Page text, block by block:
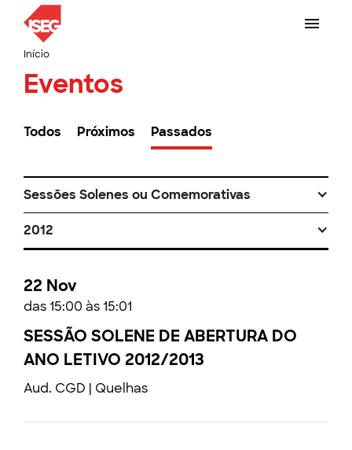
Início
Eventos
Todos Próximos Passados
Sessões Solenes ou Comemorativas
2012
22 Nov
das 15:00 às 15:01
SESSÃO SOLENE DE ABERTURA DO
ANO LETIVO 2012/2013
Aud. CGD | Quelhas